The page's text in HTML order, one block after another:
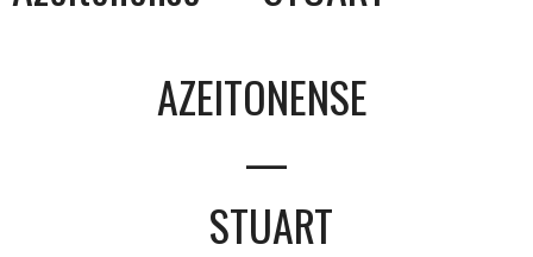
AZEITONENSE
—
STUART